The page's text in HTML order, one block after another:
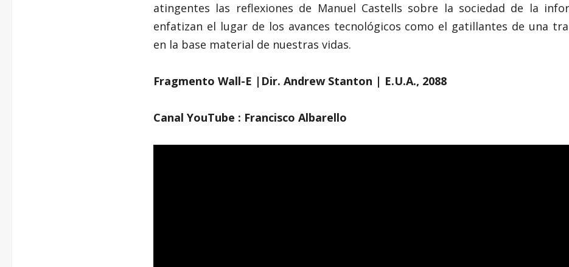
atingentes las reflexiones de Manuel Castells sobre la sociedad de la
enfatizan el lugar de los avances tecnológicos como el gatillantes de una
en la base material de nuestras vidas.
Fragmento Wall-E | Dir. Andrew Stanton | E.U.A., 2088
Canal YouTube : Francisco Albarello